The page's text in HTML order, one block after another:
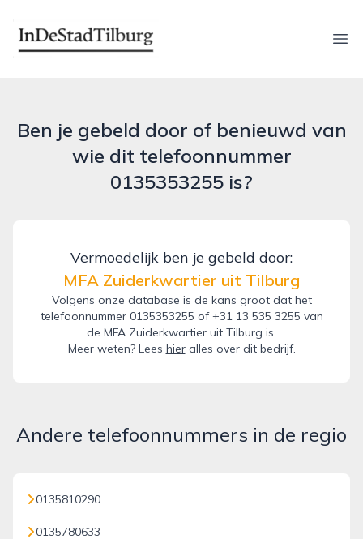
indestadtilburg.nl
Ben je gebeld door of benieuwd van
wie dit telefoonnummer
0135353255 is?
Vermoedelijk ben je gebeld door:
MFA Zuiderkwartier uit Tilburg
Volgens onze database is de kans groot dat het
telefoonnummer 0135353255 of +31 13 535 3255 van
de MFA Zuiderkwartier uit Tilburg is.
Meer weten? Lees hieralles over dit bedrijf.
Andere telefoonnummers in de regio
0135810290
0135780633